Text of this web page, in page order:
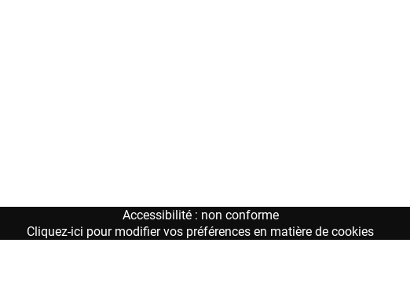
Accessibilité : non conforme
Cliquez-ici pour modifier vos préférences en matière de cookies